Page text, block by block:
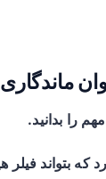
را بدانید.
که بتواند فیلر